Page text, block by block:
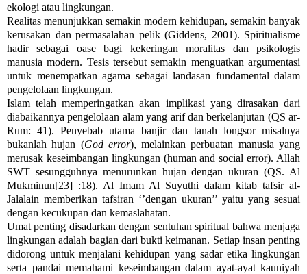
ekologi atau lingkungan.
Realitas menunjukkan semakin modern kehidupan, semakin banyak
kerusakan dan permasalahan pelik (Giddens, 2001). Spiritualisme
hadir sebagai oase bagi kekeringan moralitas dan psikologis
manusia modern. Tesis tersebut semakin menguatkan argumentasi
untuk menempatkan agama sebagai landasan fundamental dalam
pengelolaan lingkungan.
Islam telah memperingatkan akan implikasi yang dirasakan dari
diabaikannya pengelolaan alam yang arif dan berkelanjutan (QS ar-
Rum: 41). Penyebab utama banjir dan tanah longsor misalnya
bukanlah hujan (God error), melainkan perbuatan manusia yang
merusak keseimbangan lingkungan (human and social error). Allah
SWT sesungguhnya menurunkan hujan dengan ukuran (QS. Al
Mukminun[23] :18). Al Imam Al Suyuthi dalam kitab tafsir al-
Jalalain memberikan tafsiran ‘’dengan ukuran’’ yaitu yang sesuai
dengan kecukupan dan kemaslahatan.
Umat penting disadarkan dengan sentuhan spiritual bahwa menjaga
lingkungan adalah bagian dari bukti keimanan. Setiap insan penting
didorong untuk menjalani kehidupan yang sadar etika lingkungan
serta pandai memahami keseimbangan dalam ayat-ayat kauniyah